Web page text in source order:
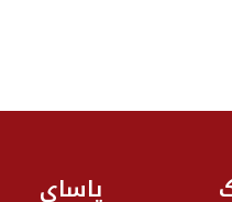
یاسای